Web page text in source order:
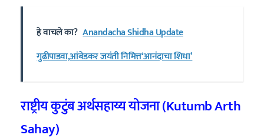
हे वाचले का? Anandacha Shidha Update
गुढीपाडवा,आंबेडकर जयंती निमित्त‘आनंदाचा शिधा’
राष्ट्रीय कुटुंब अर्थसहाय्य योजना (Kutumb Arth
Sahay)